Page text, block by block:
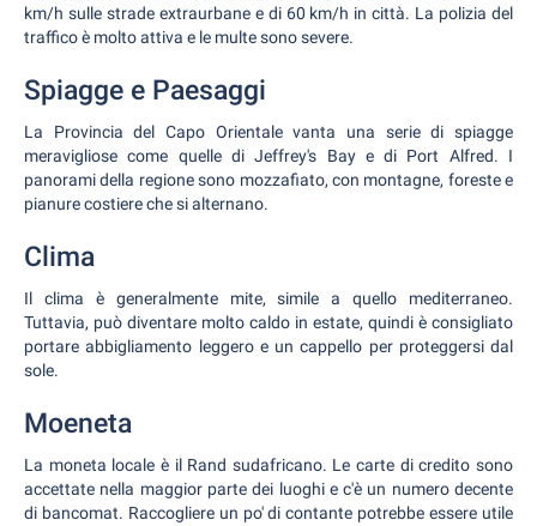
km/h sulle strade extraurbane e di 60 km/h in città. La polizia del
traffico è molto attiva e le multe sono severe.
Spiagge e Paesaggi
La Provincia del Capo Orientale vanta una serie di spiagge
meravigliose come quelle di Jeffrey's Bay e di Port Alfred. I
panorami della regione sono mozzafiato, con montagne, foreste e
pianure costiere che si alternano.
Clima
Il clima è generalmente mite, simile a quello mediterraneo.
Tuttavia, può diventare molto caldo in estate, quindi è consigliato
portare abbigliamento leggero e un cappello per proteggersi dal
sole.
Moeneta
La moneta locale è il Rand sudafricano. Le carte di credito sono
accettate nella maggior parte dei luoghi e c'è un numero decente
di bancomat. Raccogliere un po' di contante potrebbe essere utile